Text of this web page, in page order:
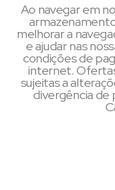
Ao navegar em
melhorar a
e ajudar nas
condições de
internet.
sujeitas a
divergência de